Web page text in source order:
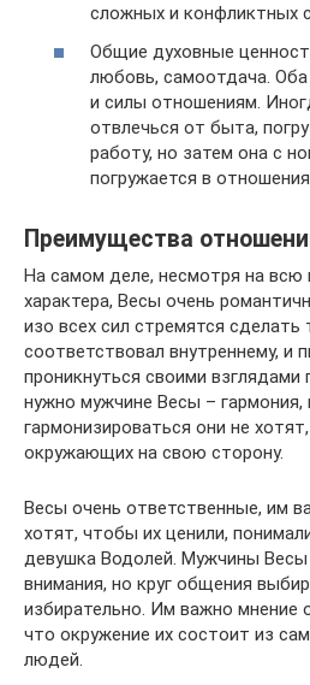
сложных и конфликтных
Общие духовные
любовь, самоотдача.
и силы отношениям.
отвлечься от быта,
работу, но затем она с
погружается в отношения.
Преимущества
На самом деле, несмотря на всю
характера, Весы очень
изо всех сил стремятся
соответствовал внутреннему, и
проникнуться своими взглядами
нужно мужчине Весы – гармония,
гармонизироваться они не
окружающих на свою сторону.
Весы очень ответственные, им
хотят, чтобы их ценили,
девушка Водолей. Мужчины
внимания, но круг общения
избирательно. Им важно
что окружение их состоит из
людей.